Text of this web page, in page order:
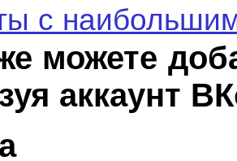
с
можете
аккаунт